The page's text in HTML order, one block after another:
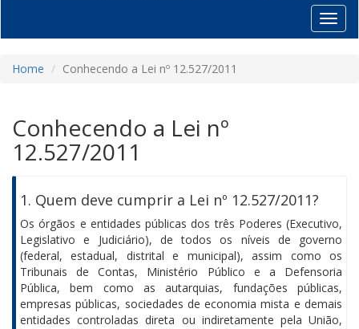
Home Conhecendo a Lei nº 12.527/2011
Conhecendo a Lei nº
12.527/2011
1. Quem deve cumprir a Lei nº 12.527/2011?
Os órgãos e entidades públicas dos três Poderes (Executivo,
Legislativo e Judiciário), de todos os níveis de governo
(federal, estadual, distrital e municipal), assim como os
Tribunais de Contas, Ministério Público e a Defensoria
Pública, bem como as autarquias, fundações públicas,
empresas públicas, sociedades de economia mista e demais
entidades controladas direta ou indiretamente pela União,